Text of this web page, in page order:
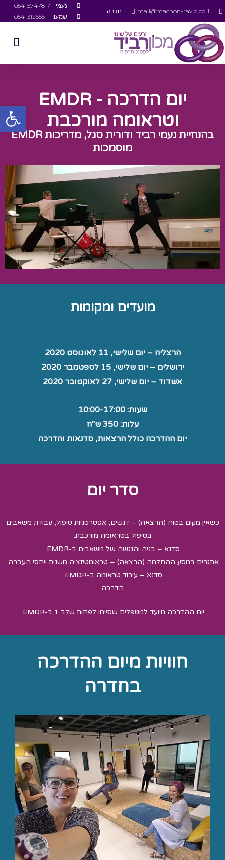
פתח
mail@machon-ravid.co.il חדרה
נעמי - 054-5747817
שמעון - 054-3125551
יום הדרכה - EMDR
וטראומה מורכבת
בהנחיית נעמי רביד ודורית סגל, מדריכות EMDR
מוסמכות
מועדים ומקומות
הרצליה – יום שלישי, 11 לאוגוסט 2020
ירושלים – יום שלישי, 15 לספטמבר 2020
אשדוד – יום שלישי, 27 לאוקטובר 2020
שעות: 10:00-17:00
עלות: 350 ש"ח
יום ההדרכה כולל הרצאות, סדנאות והדרכה
סדר יום
כשאין מקום בטוח (הרצאה) – דגשים, אסטרטגיות טיפול, עבודת משאבים
בטיפול בטראומה מורכבת.
סדנא – בניה והנגשה של משאבים ב-EMDR.
אתגרים במסע ההחלמה (הרצאה) – טראומטיזציה משנית ויחסי העברה.
סדנא – עיבוד טראומה ב-EMDR.
הדרכה
יום ההדרכה מיועד למטפלים שסיימו לפחות שלב 1 ב-EMDR.
חוויות מיום ההדרכה
בחדרה